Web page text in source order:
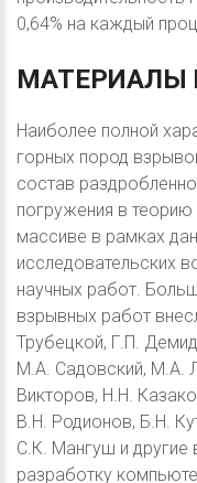
0,64% на каждый
МАТЕРИАЛЫ
Наиболее полной
горных пород
состав
погружения в
массиве в рамках
исследовательских
научных работ.
взрывных работ
Трубецкой, Г.П.
М.А. Садовский, М.А.
Викторов, Н.Н.
В.Н. Родионов, Б.Н.
С.К. Мангуш и другие
разработку